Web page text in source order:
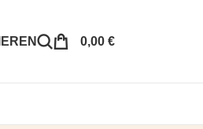
0,00 €